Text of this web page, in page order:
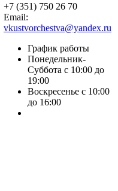
+7 (351) 750 26 70
Email:
vkustvorchestva@yandex.ru
График работы
Понедельник-
Суббота с 10:00 до
19:00
Воскресенье с 10:00
до 16:00